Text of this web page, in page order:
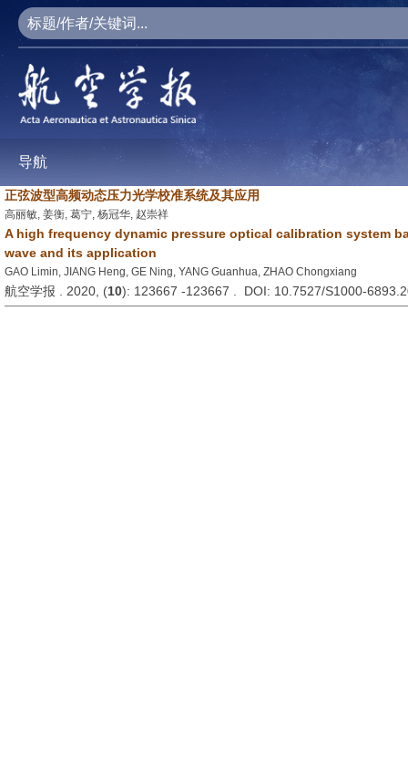
导航
正弦波型高频动态压力光学校准系统及其应用
高丽敏, 姜衡, 葛宁, 杨冠华, 赵崇祥
A high frequency dynamic pressure optical calibration system
wave and its application
GAO Limin, JIANG Heng, GE Ning, YANG Guanhua, ZHAO Chongxiang
航空学报 . 2020, (10): 123667 -123667 . DOI: 10.7527/S1000-